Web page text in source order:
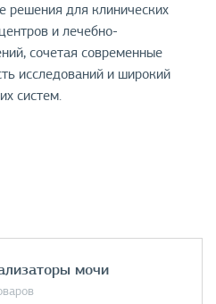
решения для клинических
и лечебно-
сочетая современные
исследований и широкий
систем.
мочи